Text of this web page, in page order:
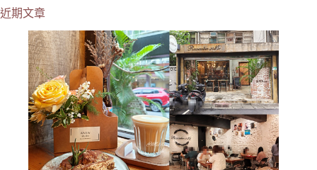
近期文章